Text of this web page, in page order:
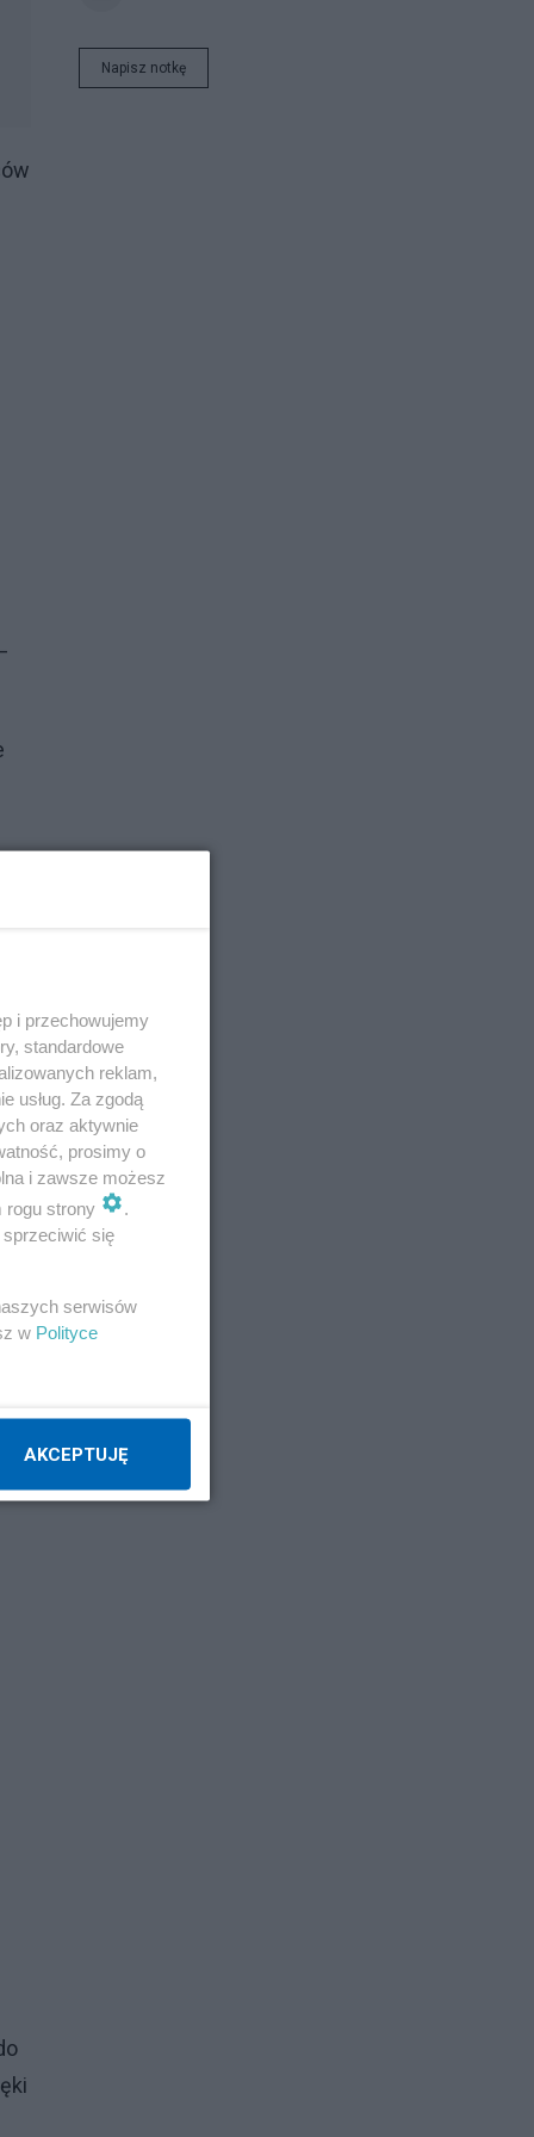
Napisz notkę
i przechowujemy
standardowe
reklam,
usług. Za zgodą
oraz aktywnie
prosimy o
i zawsze możesz
rogu strony
.
się
serwisów
w Polityce
AKCEPTUJĘ